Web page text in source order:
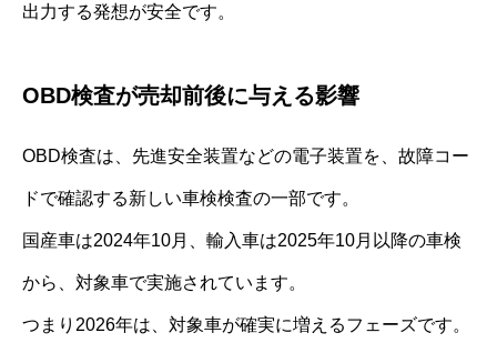
出力する発想が安全です。
OBD検査が売却前後に与える影響
OBD検査は、先進安全装置などの電子装置を、故障コー
ドで確認する新しい車検検査の一部です。
国産車は2024年10月、輸入車は2025年10月以降の車検
から、対象車で実施されています。
つまり2026年は、対象車が確実に増えるフェーズです。